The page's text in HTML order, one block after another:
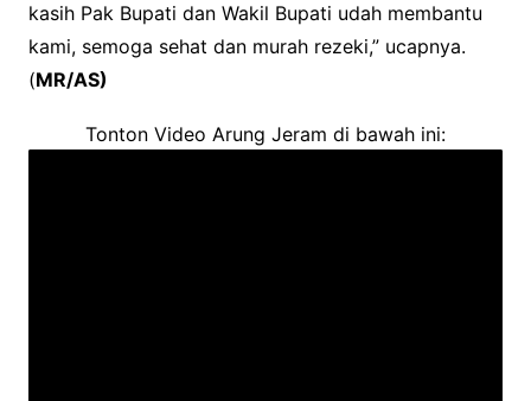
kasih Pak Bupati dan Wakil Bupati udah membantu
kami, semoga sehat dan murah rezeki,” ucapnya.
(MR/AS)
Tonton Video Arung Jeram di bawah ini: